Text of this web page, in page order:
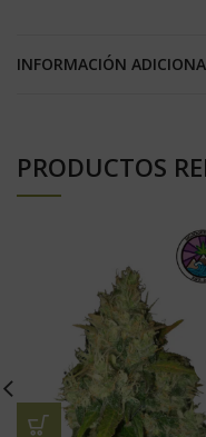
INFORMACIÓN
PRODUCTOS